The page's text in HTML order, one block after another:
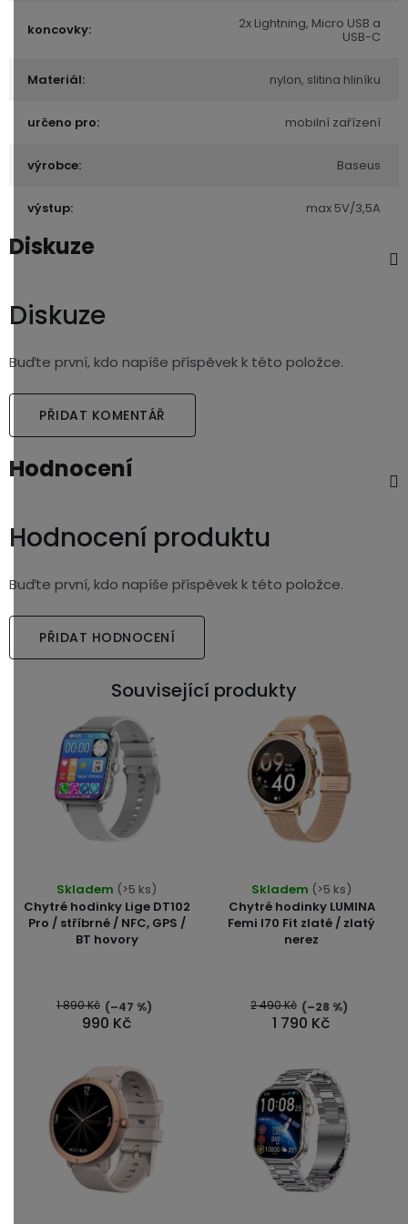
koncovky: 2x Lightning, Micro USB a
USB-C
Materiál: nylon, slitina hliníku
určeno pro: mobilní zařízení
výrobce: Baseus
výstup: max 5V/3,5A
Diskuze
Diskuze
Buďte první, kdo napíše příspěvek k této položce.
PŘIDAT KOMENTÁŘ
Hodnocení
Hodnocení produktu
Buďte první, kdo napíše příspěvek k této položce.
PŘIDAT HODNOCENÍ
Související produkty
Chytré hodinky Lige DT102
Pro / stříbrné / NFC, GPS /
BT hovory
Skladem (>5 ks)
990 Kč
1 890 Kč (–47 %)
Chytré hodinky LUMINA
Femi I70 Fit zlaté / zlatý
nerez
hodnocení
produktu
je
5
hvězdiček.
Skladem (>5 ks)
1 790 Kč
2 490 Kč (–28 %)